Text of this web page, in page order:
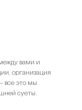
растёт в
вами и
организация
все это мы
суеты.